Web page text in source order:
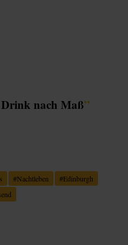
nach Maß”
#Nachtleben #Edinburgh